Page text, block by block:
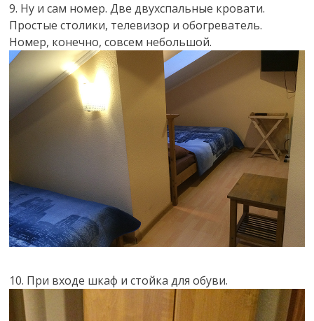
9. Ну и сам номер. Две двухспальные кровати.
Простые столики, телевизор и обогреватель.
Номер, конечно, совсем небольшой.
10. При входе шкаф и стойка для обуви.